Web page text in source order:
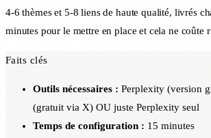
4-6 thèmes et 5-8 liens de haute qualité, livrés
minutes pour le mettre en place et cela ne coûte
Faits clés
Outils nécessaires : Perplexity (version
(gratuit via X) OU juste Perplexity seul
Temps de configuration : 15 minutes